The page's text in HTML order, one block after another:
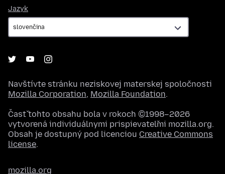
Jazyk
Navštívte stránku neziskovej materskej spoločnosti
Mozilla Corporation, Mozilla Foundation.
Časť tohto obsahu bola v rokoch ©1998–2026
vytvorená individuálnymi prispievateľmi mozilla.org.
Obsah je dostupný pod licenciou Creative Commons
license.
mozilla.org